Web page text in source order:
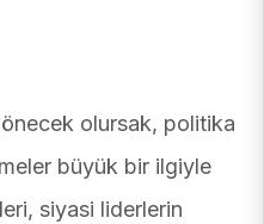
olursak, politika
büyük bir ilgiyle
siyasi liderlerin